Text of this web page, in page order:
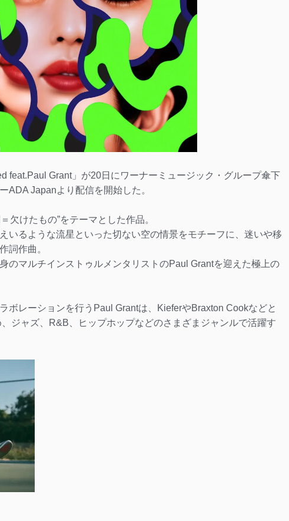
feat.Paul Grant」が20日にワーナーミュージック・グループ傘下
ADA Japanより配信を開始した。
欠けたもの”をテーマとした作品。
いるような流星といった切ない空の情景をモチーフに、迷いや移
詞作曲。
のマルチインストゥルメンタリストのPaul Grantを迎えた極上の
ボレーションを行うPaul Grantは、KieferやBraxton Cookなどと
ジャズ、R&B、ヒップホップなどのさまざまジャンルで活躍す